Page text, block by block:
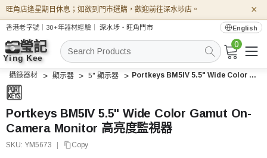
旺角店逢星期日休息；如欲到門市選購，歡迎前往深水埗店。 ×
香港老字號｜30+年器材經驗｜深水埗・旺角門市 English
搜
0
攝錄器材 顯示器 5" 顯示器 Portkeys BM5IV 5.5" Wide Color Gamut On-Camera Monitor 高亮度監視器
Portkeys BM5IV 5.5" Wide Color Gamut On-
Camera Monitor 高亮度監視器
SKU: YM5673 Copy